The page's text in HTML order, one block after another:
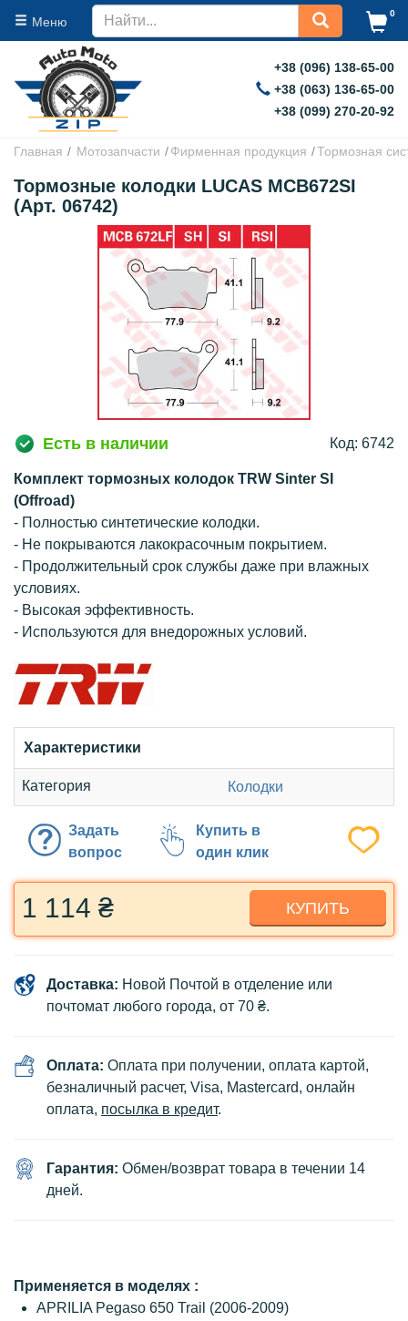
Меню
0
+38 (096) 138-65-00
+38 (063) 136-65-00
+38 (099) 270-20-92
Главная Мотозапчасти Фирменная продукция Тормозная
Тормозные колодки LUCAS MCB672SI
(Арт. 06742)
Есть в наличии Код: 6742
Комплект тормозных колодок TRW Sinter SI
(Offroad)
- Полностью синтетические колодки.
- Не покрываются лакокрасочным покрытием.
- Продолжительный срок службы даже при влажных
условиях.
- Высокая эффективность.
- Используются для внедорожных условий.
Характеристики
Категория Колодки
Задать
вопрос
Купить в
один клик
1 114 ₴ КУПИТЬ
Доставка: Новой Почтой в отделение или
почтомат любого города, от 70 ₴.
Оплата: Оплата при получении, оплата картой,
безналичный расчет, Visa, Mastercard, онлайн
оплата, посылка в кредит.
Гарантия: Обмен/возврат товара в течении 14
дней.
Применяется в моделях :
APRILIA Pegaso 650 Trail (2006-2009)